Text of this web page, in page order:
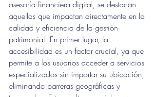
asesoría financiera digital, se destacan
aquellas que impactan directamente en la
calidad y eficiencia de la gestión
patrimonial. En primer lugar, la
accesibilidad es un factor crucial, ya que
permite a los usuarios acceder a servicios
especializados sin importar su ubicación,
eliminando barreras geográficas y